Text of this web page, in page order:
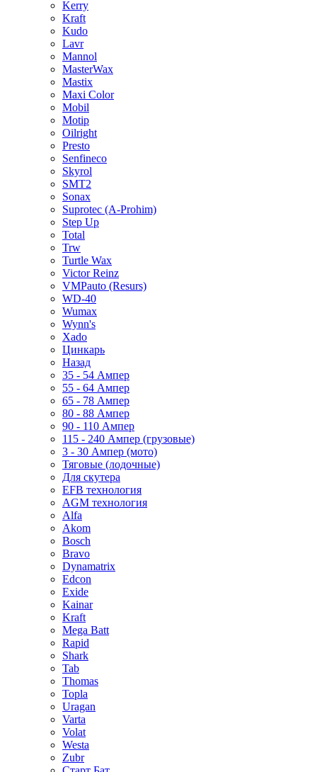
Kerry
Kraft
Kudo
Lavr
Mannol
MasterWax
Mastix
Maxi Color
Mobil
Motip
Oilright
Presto
Senfineco
Skyrol
SMT2
Sonax
Suprotec (A-Prohim)
Step Up
Total
Trw
Turtle Wax
Victor Reinz
VMPauto (Resurs)
WD-40
Wumax
Wynn's
Xado
Цинкарь
Назад
35 - 54 Ампер
55 - 64 Ампер
65 - 78 Ампер
80 - 88 Ампер
90 - 110 Ампер
115 - 240 Ампер (грузовые)
3 - 30 Ампер (мото)
Тяговые (лодочные)
Для скутера
EFB технология
AGM технология
Alfa
Akom
Bosch
Bravo
Dynamatrix
Edcon
Exide
Kainar
Kraft
Mega Batt
Rapid
Shark
Tab
Thomas
Topla
Uragan
Varta
Volat
Westa
Zubr